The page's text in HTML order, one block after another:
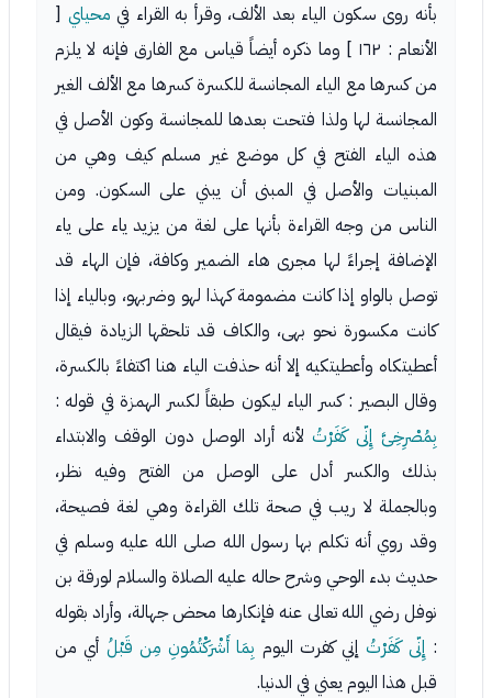
بأنه روى سكون الياء بعد الألف، وقرأ به القراء في محياي [
الأنعام : ١٦٢ ] وما ذكره أيضاً قياس مع الفارق فإنه لا يلزم
من كسرها مع الياء المجانسة للكسرة كسرها مع الألف الغير
المجانسة لها ولذا فتحت بعدها للمجانسة وكون الأصل في
هذه الياء الفتح في كل موضع غير مسلم كيف وهي من
المبنيات والأصل في المبنى أن يبني على السكون. ومن
الناس من وجه القراءة بأنها على لغة من يزيد ياء على ياء
الإضافة إجراءً لها مجرى هاء الضمير وكافة، فإن الهاء قد
توصل بالواو إذا كانت مضمومة كهذا لهو وضربهو، وبالياء إذا
كانت مكسورة نحو بهى، والكاف قد تلحقها الزيادة فيقال
أعطيتكاه وأعطيتكيه إلا أنه حذفت الياء هنا اكتفاءً بالكسرة،
وقال البصير : كسر الياء ليكون طبقاً لكسر الهمزة في قوله :
بِمُصْرِخِىَّ إِنّى كَفَرْتُ لأنه أراد الوصل دون الوقف والابتداء
بذلك والكسر أدل على الوصل من الفتح وفيه نظر،
وبالجملة لا ريب في صحة تلك القراءة وهي لغة فصيحة،
وقد روي أنه تكلم بها رسول الله صلى الله عليه وسلم في
حديث بدء الوحي وشرح حاله عليه الصلاة والسلام لورقة بن
نوفل رضي الله تعالى عنه فإنكارها محض جهالة، وأراد بقوله
: إِنّى كَفَرْتُ إني كفرت اليوم بِمَا أَشْرَكْتُمُونِ مِن قَبْلُ أي من
قبل هذا اليوم يعني في الدنيا.